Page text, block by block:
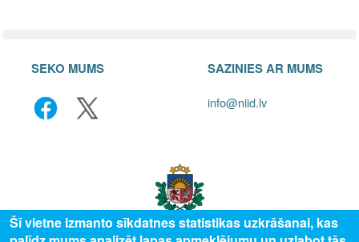
SEKO MUMS SAZINIES AR MUMS
info@niid.lv
Šī vietne izmanto sīkdatnes statistikas uzkrāšanai, kas